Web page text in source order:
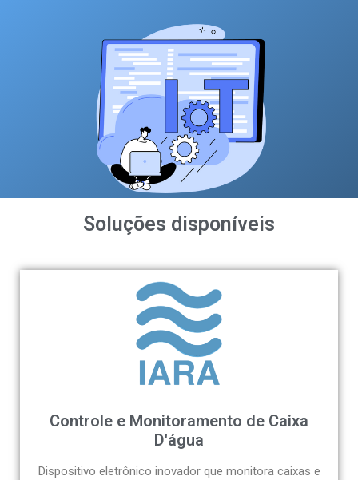
Soluções disponíveis
Controle e Monitoramento de Caixa
D'água​
Dispositivo eletrônico inovador que monitora caixas e